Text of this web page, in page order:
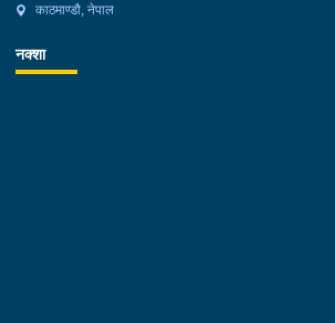
मिति :- २०८३/०४/११ गते । पक्राउ स्थान :-
का.म.न.पा. वडा नं.२१ । पीडित संख्या :- ३ जना ।३. नाम थर :-
कमल श्रेष्ठ उमेर :- ३४ वर्ष स्थायी वतन :-
काठमाण्डौ, नेपाल
नक्शा